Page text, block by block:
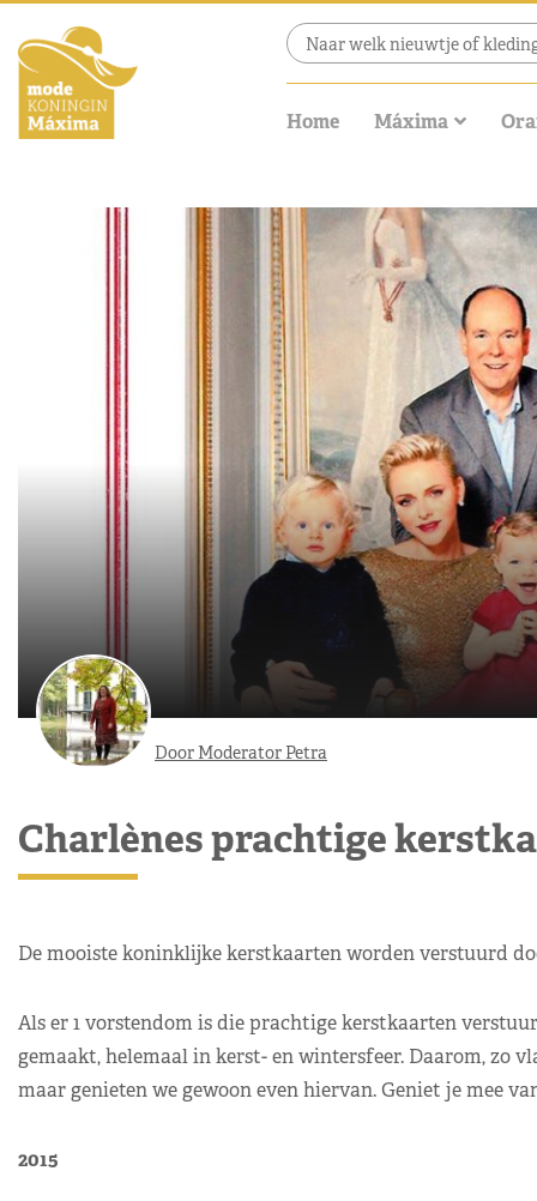
Home Máxima
Door Moderator Petra
Charlènes prachtige
De mooiste koninklijke kerstkaarten worden verstuurd
Als er 1 vorstendom is die prachtige kerstkaarten
gemaakt, helemaal in kerst- en wintersfeer. Daarom, zo
maar genieten we gewoon even hiervan. Geniet je mee
2015